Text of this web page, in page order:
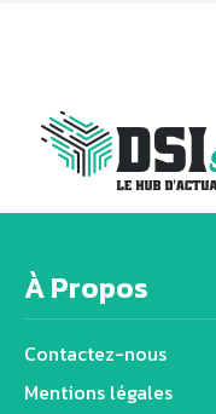
À Propos
Contactez-nous
Mentions légales